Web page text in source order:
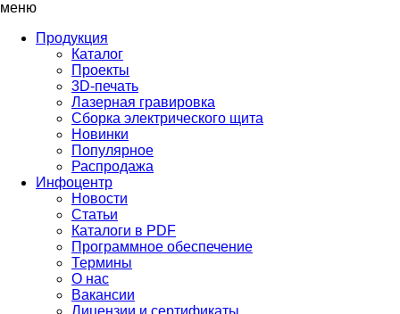
меню
Продукция
Каталог
Проекты
3D-печать
Лазерная гравировка
Сборка электрического щита
Новинки
Популярное
Распродажа
Инфоцентр
Новости
Статьи
Каталоги в PDF
Программное обеспечение
Термины
О нас
Вакансии
Лицензии и сертификаты